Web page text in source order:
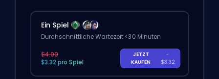
Ein Spiel
Durchschnittliche Wartezeit <30 Minuten
$4.00
$3.32 pro Spiel
JETZT
KAUFEN
-
$3.32